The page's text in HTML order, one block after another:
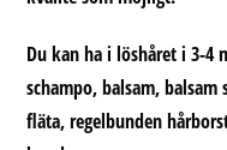
Du kan ha i löshåret i 3-4
schampo, balsam, balsam
fläta, regelbunden